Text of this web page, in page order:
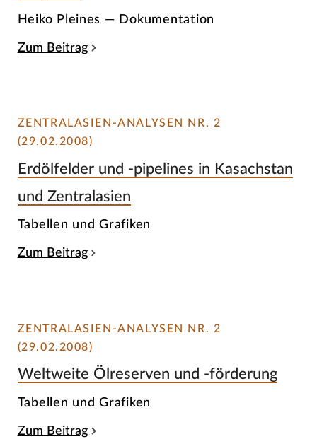
Heiko Pleines — Dokumentation
Zum Beitrag
ZENTRALASIEN-ANALYSEN NR. 2
(29.02.2008)
Erdölfelder und -pipelines in Kasachstan
und Zentralasien
Tabellen und Grafiken
Zum Beitrag
ZENTRALASIEN-ANALYSEN NR. 2
(29.02.2008)
Weltweite Ölreserven und -förderung
Tabellen und Grafiken
Zum Beitrag